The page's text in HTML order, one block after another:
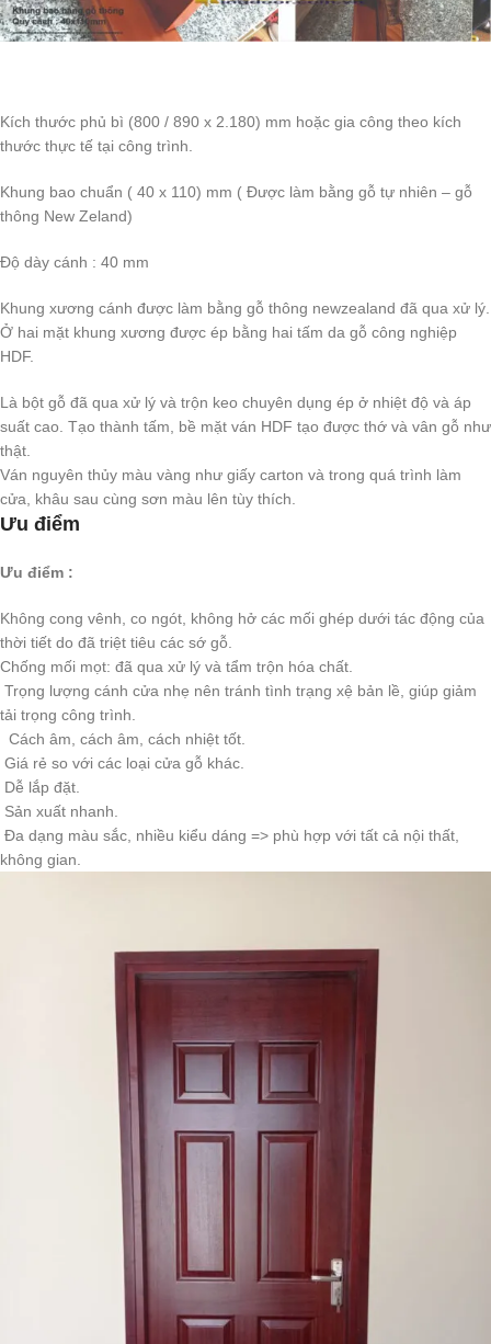
Kích thước phủ bì (800 / 890 x 2.180) mm hoặc gia công theo kích
thước thực tế tại công trình.
Khung bao chuẩn ( 40 x 110) mm ( Được làm bằng gỗ tự nhiên – gỗ
thông New Zeland)
Độ dày cánh : 40 mm
Khung xương cánh được làm bằng gỗ thông newzealand đã qua xử lý.
Ở hai mặt khung xương được ép bằng hai tấm da gỗ công nghiệp
HDF.
Là bột gỗ đã qua xử lý và trộn keo chuyên dụng ép ở nhiệt độ và áp
suất cao. Tạo thành tấm, bề mặt ván HDF tạo được thớ và vân gỗ như
thật.
Ván nguyên thủy màu vàng như giấy carton và trong quá trình làm
cửa, khâu sau cùng sơn màu lên tùy thích.
Ưu điểm
Ưu điểm :
Không cong vênh, co ngót, không hở các mối ghép dưới tác động của
thời tiết do đã triệt tiêu các sớ gỗ.
Chống mối mọt: đã qua xử lý và tẩm trộn hóa chất.
Trọng lượng cánh cửa nhẹ nên tránh tình trạng xệ bản lề, giúp giảm
tải trọng công trình.
Cách âm, cách âm, cách nhiệt tốt.
Giá rẻ so với các loại cửa gỗ khác.
Dễ lắp đặt.
Sản xuất nhanh.
Đa dạng màu sắc, nhiều kiểu dáng => phù hợp với tất cả nội thất,
không gian.